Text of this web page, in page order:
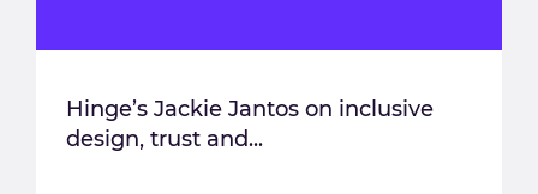
Hinge’s Jackie Jantos on inclusive
design, trust and...